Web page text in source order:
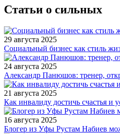
Статьи о сильных
29 августа 2025
Социальный бизнес как стиль
24 августа 2025
Александр Панюшов: тренер,
21 августа 2025
Как инвалиду достичь счастья и
16 августа 2025
Блогер из Уфы Рустам Набиев